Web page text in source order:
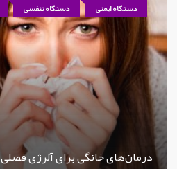
دستگاه ایمنی دستگاه تنفسی
درمان‌های خانگی برای آلرژی فصلی